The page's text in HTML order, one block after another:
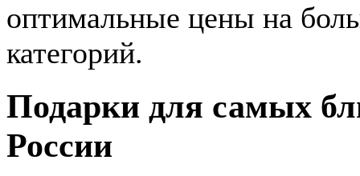
оптимальные цены на
категорий.
Подарки для самых
России